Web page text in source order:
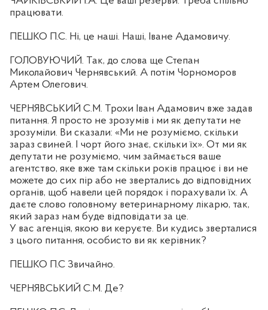
працювати.
ПЕШКО П.С. Ні, це наші. Наші, Іване Адамовичу.
ГОЛОВУЮЧИЙ. Так, до слова ще Степан
Миколайович Чернявський. А потім Чорноморов
Артем Олегович.
ЧЕРНЯВСЬКИЙ С.М. Трохи Іван Адамович вже задав
питання. Я просто не зрозумів і ми як депутати не
зрозуміли. Ви сказали: «Ми не розуміємо, скільки
зараз свиней. І чорт його знає, скільки їх». От ми як
депутати не розуміємо, чим займається ваше
агентство, яке вже там скільки років працює і ви не
можете до сих пір або не звертались до відповідних
органів, щоб навели цей порядок і порахували їх. А
даєте слово головному ветеринарному лікарю, так,
який зараз нам буде відповідати за це.
У вас агенція, якою ви керуєте. Ви кудись зверталися
з цього питання, особисто ви як керівник?
ПЕШКО П.С Звичайно.
ЧЕРНЯВСЬКИЙ С.М. Де?